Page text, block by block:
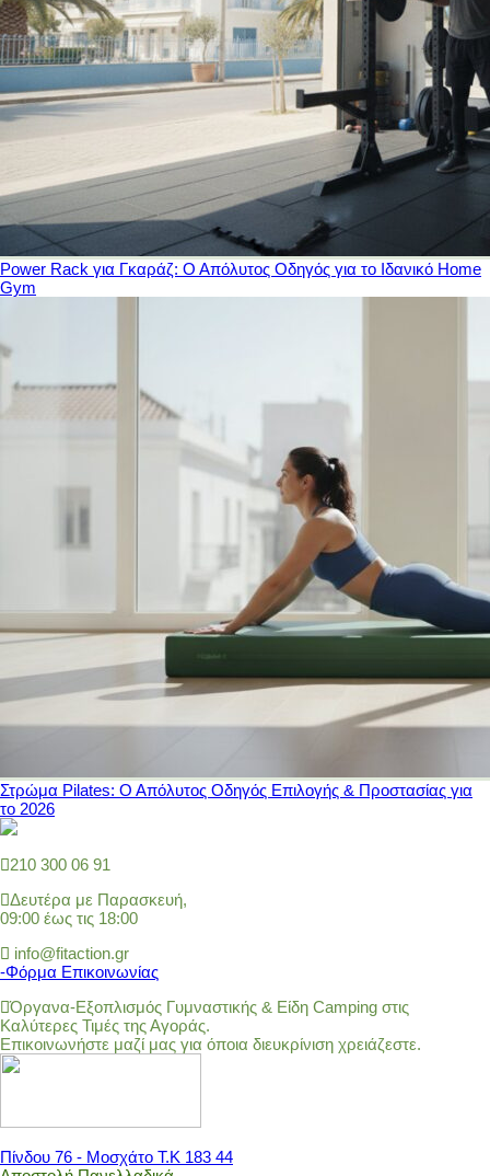
Power Rack για Γκαράζ: Ο Απόλυτος Οδηγός για το Ιδανικό Home
Gym
Στρώμα Pilates: Ο Απόλυτος Οδηγός Επιλογής & Προστασίας για
το 2026
210 300 06 91
Δευτέρα με Παρασκευή,
09:00 έως τις 18:00
info@fitaction.gr
-Φόρμα Επικοινωνίας
Όργανα-Εξοπλισμός Γυμναστικής & Είδη Camping στις
Καλύτερες Τιμές της Αγοράς.
Επικοινωνήστε μαζί μας για όποια διευκρίνιση χρειάζεστε.
Πίνδου 76 - Μοσχάτο Τ.Κ 183 44